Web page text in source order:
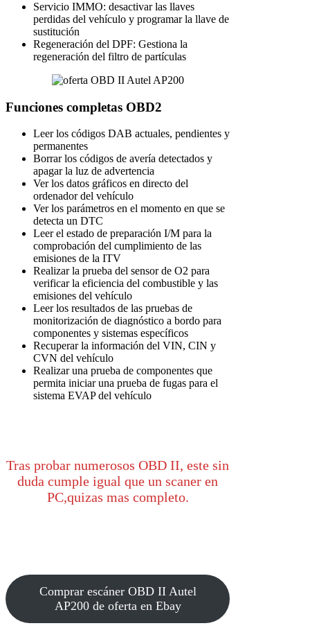
Servicio IMMO: desactivar las llaves
perdidas del vehículo y programar la llave de
sustitución
Regeneración del DPF: Gestiona la
regeneración del filtro de partículas
Funciones completas OBD2
Leer los códigos DAB actuales, pendientes y
permanentes
Borrar los códigos de avería detectados y
apagar la luz de advertencia
Ver los datos gráficos en directo del
ordenador del vehículo
Ver los parámetros en el momento en que se
detecta un DTC
Leer el estado de preparación I/M para la
comprobación del cumplimiento de las
emisiones de la ITV
Realizar la prueba del sensor de O2 para
verificar la eficiencia del combustible y las
emisiones del vehículo
Leer los resultados de las pruebas de
monitorización de diagnóstico a bordo para
componentes y sistemas específicos
Recuperar la información del VIN, CIN y
CVN del vehículo
Realizar una prueba de componentes que
permita iniciar una prueba de fugas para el
sistema EVAP del vehículo
Tras probar numerosos OBD II, este sin
duda cumple igual que un scaner en
PC,quizas mas completo.
Comprar escáner OBD II Autel
AP200 de oferta en Ebay